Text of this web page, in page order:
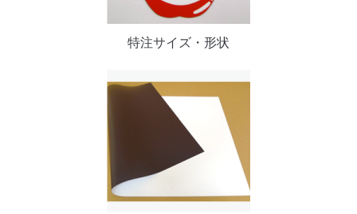
特注サイズ・形状